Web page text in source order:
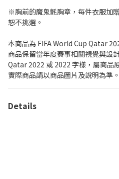
※胸前的魔鬼氈胸章，每件衣服加
恕不挑選。
本商品為 FIFA World Cup Qatar
商品保留當年度賽事相關視覺與設
Qatar 2022 或 2022 字樣，屬商品
實際商品請以商品圖片及說明為準。
Details